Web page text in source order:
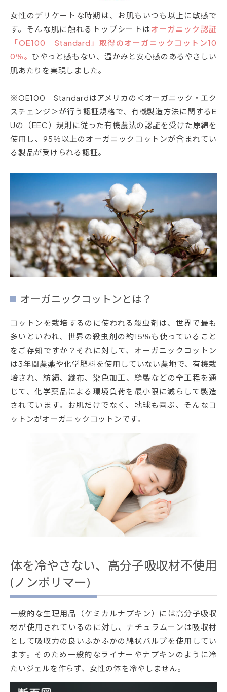
女性のデリケートな時期は、お肌もいつも以上に敏感で
す。そんな肌に触れるトップシートは オーガニック認証
「OE100 Standard」取得のオーガニックコットン10
0％。 ひやっと感もない、温かみと安心感のあるやさしい
肌あたりを実現しました。
※OE100 Standardはアメリカの＜オーガニック・エク
スチェンジ＞が行う認証規格で、有機製造方法に関するE
Uの（EEC）規則に従った有機農法の認証を受けた原綿を
使用し、95％以上のオーガニックコットンが含まれてい
る製品が受けられる認証。
オーガニックコットンとは？
コットンを栽培するのに使われる殺虫剤は、世界で最も
多いといわれ、世界の殺虫剤の約15％も使っていること
をご存知ですか？それに対して、オーガニックコットン
は3年間農薬や化学肥料を使用していない農地で、有機栽
培され、紡績、織布、染色加工、縫製などの全工程を通
じて、化学薬品による環境負荷を最小限に減らして製造
されています。お肌だけでなく、地球も喜ぶ、そんなコ
ットンがオーガニックコットンです。
体を冷やさない、高分子吸収材不使用
(ノンポリマー)
一般的な生理用品（ケミカルナプキン）には高分子吸収
材が使用されているのに対し、ナチュラムーンは吸収材
として吸収力の良いふかふかの綿状パルプを使用してい
ます。そのため一般的なライナーやナプキンのように冷
たいジェルを作らず、女性の体を冷やしません。